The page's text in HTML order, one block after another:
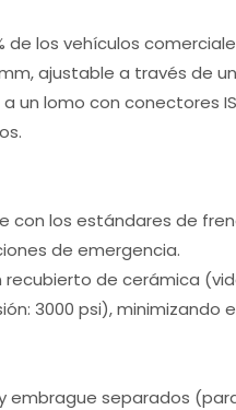
de los vehículos
ajustable a través de
un lomo con conectores
con los estándares de
de emergencia.
recubierto de cerámica
3000 psi), minimizando
embrague separados